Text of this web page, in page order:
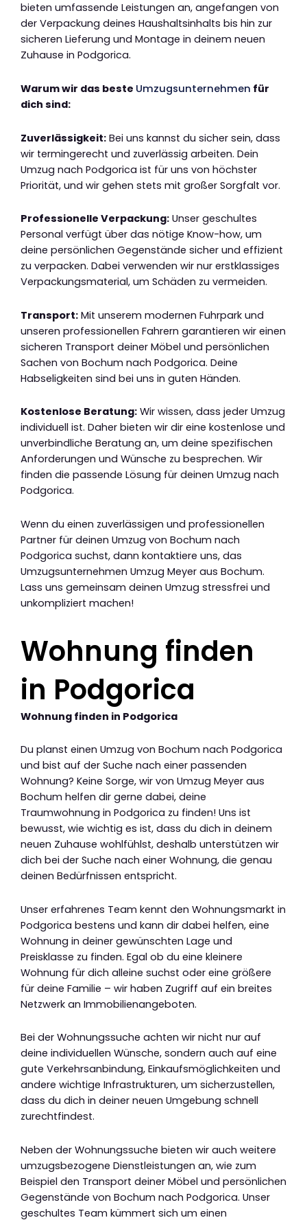
bieten umfassende Leistungen an, angefangen von
der Verpackung deines Haushaltsinhalts bis hin zur
sicheren Lieferung und Montage in deinem neuen
Zuhause in Podgorica.
Warum wir das beste Umzugsunternehmen für
dich sind:
Zuverlässigkeit: Bei uns kannst du sicher sein, dass
wir termingerecht und zuverlässig arbeiten. Dein
Umzug nach Podgorica ist für uns von höchster
Priorität, und wir gehen stets mit großer Sorgfalt vor.
Professionelle Verpackung: Unser geschultes
Personal verfügt über das nötige Know-how, um
deine persönlichen Gegenstände sicher und effizient
zu verpacken. Dabei verwenden wir nur erstklassiges
Verpackungsmaterial, um Schäden zu vermeiden.
Transport: Mit unserem modernen Fuhrpark und
unseren professionellen Fahrern garantieren wir einen
sicheren Transport deiner Möbel und persönlichen
Sachen von Bochum nach Podgorica. Deine
Habseligkeiten sind bei uns in guten Händen.
Kostenlose Beratung: Wir wissen, dass jeder Umzug
individuell ist. Daher bieten wir dir eine kostenlose und
unverbindliche Beratung an, um deine spezifischen
Anforderungen und Wünsche zu besprechen. Wir
finden die passende Lösung für deinen Umzug nach
Podgorica.
Wenn du einen zuverlässigen und professionellen
Partner für deinen Umzug von Bochum nach
Podgorica suchst, dann kontaktiere uns, das
Umzugsunternehmen Umzug Meyer aus Bochum.
Lass uns gemeinsam deinen Umzug stressfrei und
unkompliziert machen!
Wohnung finden
in Podgorica
Wohnung finden in Podgorica
Du planst einen Umzug von Bochum nach Podgorica
und bist auf der Suche nach einer passenden
Wohnung? Keine Sorge, wir von Umzug Meyer aus
Bochum helfen dir gerne dabei, deine
Traumwohnung in Podgorica zu finden! Uns ist
bewusst, wie wichtig es ist, dass du dich in deinem
neuen Zuhause wohlfühlst, deshalb unterstützen wir
dich bei der Suche nach einer Wohnung, die genau
deinen Bedürfnissen entspricht.
Unser erfahrenes Team kennt den Wohnungsmarkt in
Podgorica bestens und kann dir dabei helfen, eine
Wohnung in deiner gewünschten Lage und
Preisklasse zu finden. Egal ob du eine kleinere
Wohnung für dich alleine suchst oder eine größere
für deine Familie – wir haben Zugriff auf ein breites
Netzwerk an Immobilienangeboten.
Bei der Wohnungssuche achten wir nicht nur auf
deine individuellen Wünsche, sondern auch auf eine
gute Verkehrsanbindung, Einkaufsmöglichkeiten und
andere wichtige Infrastrukturen, um sicherzustellen,
dass du dich in deiner neuen Umgebung schnell
zurechtfindest.
Neben der Wohnungssuche bieten wir auch weitere
umzugsbezogene Dienstleistungen an, wie zum
Beispiel den Transport deiner Möbel und persönlichen
Gegenstände von Bochum nach Podgorica. Unser
geschultes Team kümmert sich um einen